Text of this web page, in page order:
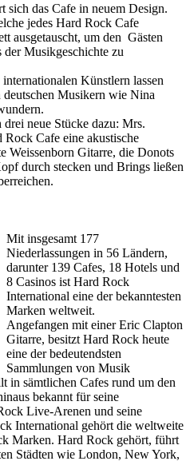
sich das Cafe in neuem Design.
jedes Hard Rock Cafe
ausgetauscht, um den Gästen
Musikgeschichte zu
Künstlern lassen
Musikern wie Nina
neue Stücke dazu: Mrs.
Cafe eine akustische
Weissenborn Gitarre, die Donots
durch stecken und Brings ließen
Mit insgesamt 177
Niederlassungen in 56 Ländern,
darunter 139 Cafes, 18 Hotels und
8 Casinos ist Hard Rock
International eine der bekanntesten
Marken weltweit.
Angefangen mit einer Eric Clapton
Gitarre, besitzt Hard Rock heute
eine der bedeutendsten
Sammlungen von Musik
in sämtlichen Cafes rund um den
bekannt für seine
Live-Arenen und seine
International gehört die weltweite
Marken. Hard Rock gehört, führt
Städten wie London, New York,